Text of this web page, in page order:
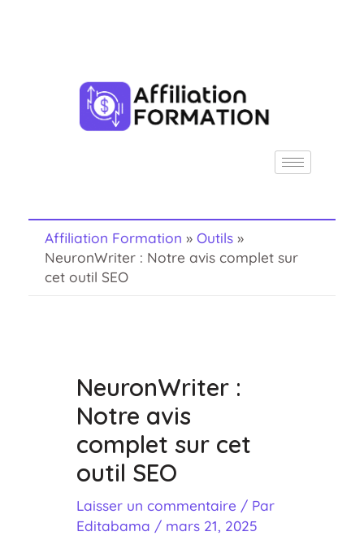
Affiliation Formation » Outils»
NeuronWriter : Notre avis complet sur
cet outil SEO
NeuronWriter :
Notre avis
complet sur cet
outil SEO
Laisser un commentaire / Par
Editabama / mars 21, 2025
h
e